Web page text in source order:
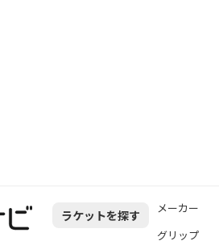
ラケットを探す メーカー
グリップ